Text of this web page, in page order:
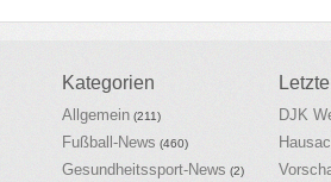
Kategorien
Allgemein (211)
Fußball-News (460)
Gesundheitssport-News (2)
DJK